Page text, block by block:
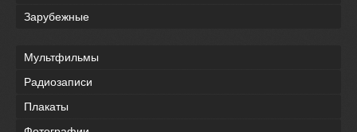
Зарубежные
Мультфильмы
Радиозаписи
Плакаты